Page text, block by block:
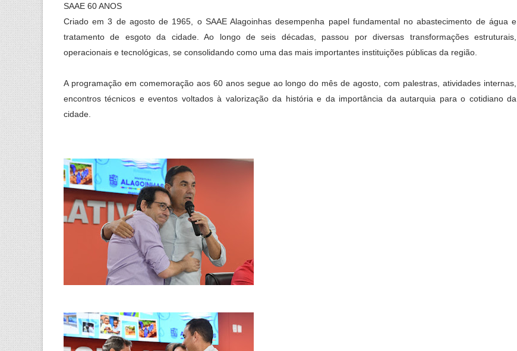
SAAE 60 ANOS
Criado em 3 de agosto de 1965, o SAAE Alagoinhas desempenha papel fundamental no abastecimento de água e
tratamento de esgoto da cidade. Ao longo de seis décadas, passou por diversas transformações estruturais,
operacionais e tecnológicas, se consolidando como uma das mais importantes instituições públicas da região.
A programação em comemoração aos 60 anos segue ao longo do mês de agosto, com palestras, atividades internas,
encontros técnicos e eventos voltados à valorização da história e da importância da autarquia para o cotidiano da
cidade.